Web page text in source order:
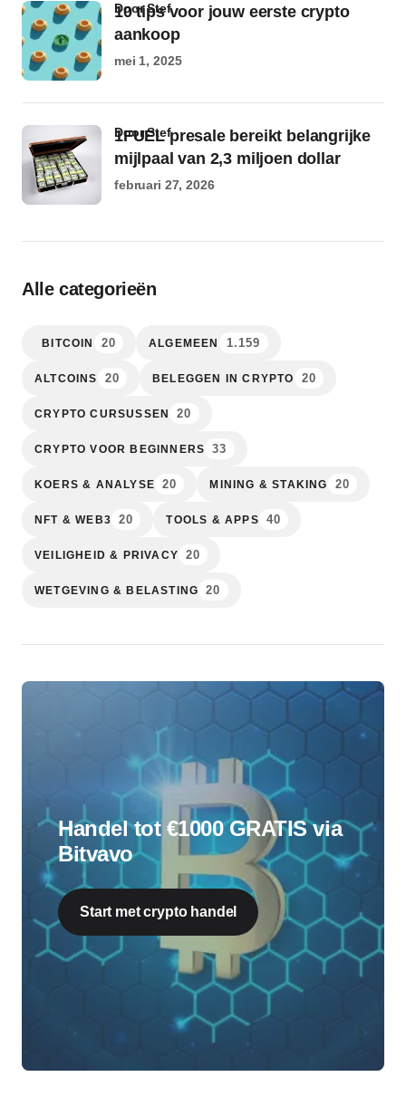
10 tips voor jouw eerste crypto
aankoop
door Stef
mei 1, 2025
1FUEL presale bereikt belangrijke
mijlpaal van 2,3 miljoen dollar
door Stef
februari 27, 2026
Alle categorieën
BITCOIN 20 ALGEMEEN 1.159
ALTCOINS 20 BELEGGEN IN CRYPTO 20
CRYPTO CURSUSSEN 20
CRYPTO VOOR BEGINNERS 33
KOERS & ANALYSE 20 MINING & STAKING 20
NFT & WEB3 20 TOOLS & APPS 40
VEILIGHEID & PRIVACY 20
WETGEVING & BELASTING 20
Handel tot €1000 GRATIS via
Bitvavo
Start met crypto handel